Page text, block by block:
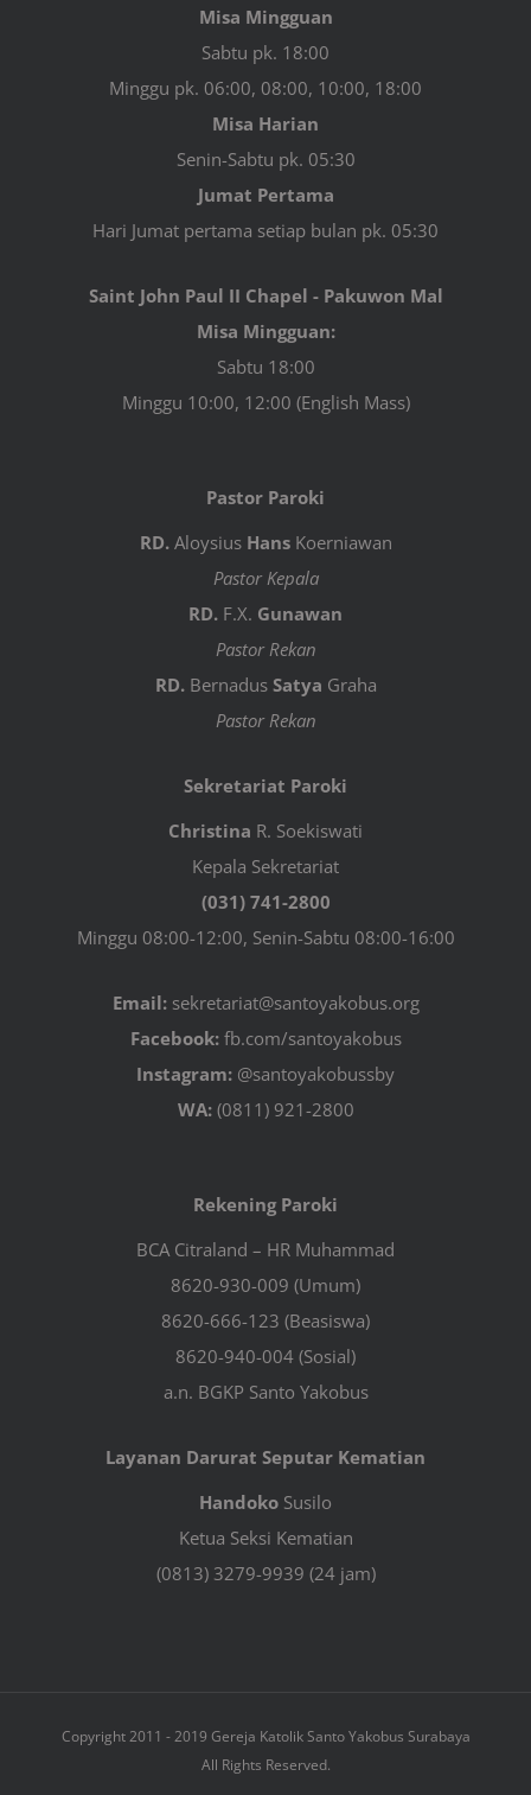
Misa Mingguan
Sabtu pk. 18:00
Minggu pk. 06:00, 08:00, 10:00, 18:00
Misa Harian
Senin-Sabtu pk. 05:30
Jumat Pertama
Hari Jumat pertama setiap bulan pk. 05:30
Saint John Paul II Chapel - Pakuwon Mal
Misa Mingguan:
Sabtu 18:00
Minggu 10:00, 12:00 (English Mass)
Pastor Paroki
RD.Aloysius HansKoerniawan
Pastor Kepala
RD. F.X. Gunawan
Pastor Rekan
RD.Bernadus Satya Graha
Pastor Rekan
Sekretariat Paroki
Christina R. Soekiswati
Kepala Sekretariat
(031) 741-2800
Minggu 08:00-12:00, Senin-Sabtu 08:00-16:00
Email:sekretariat@santoyakobus.org
Facebook:fb.com/santoyakobus
Instagram: @santoyakobussby
WA:(0811) 921-2800
Rekening Paroki
BCA Citraland – HR Muhammad
8620-930-009 (Umum)
8620-666-123 (Beasiswa)
8620-940-004 (Sosial)
a.n. BGKP Santo Yakobus
Layanan Darurat Seputar Kematian
Handoko Susilo
Ketua Seksi Kematian
(0813) 3279-9939 (24 jam)
Copyright 2011 - 2019 Gereja Katolik Santo Yakobus Surabaya
All Rights Reserved.